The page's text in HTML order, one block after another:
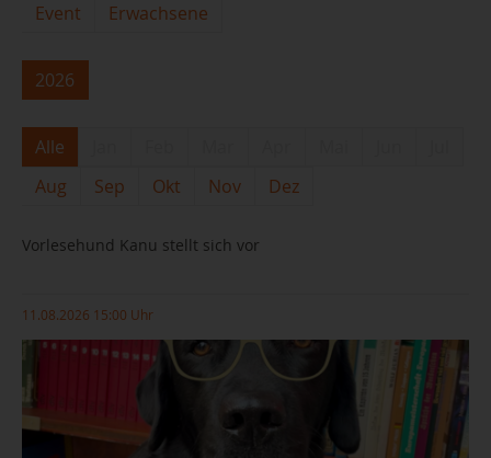
Event
Erwachsene
2026
Alle
Aug
Sep Okt Nov Dez
Vorlesehund Kanu stellt sich vor
11.08.2026 15:00 Uhr